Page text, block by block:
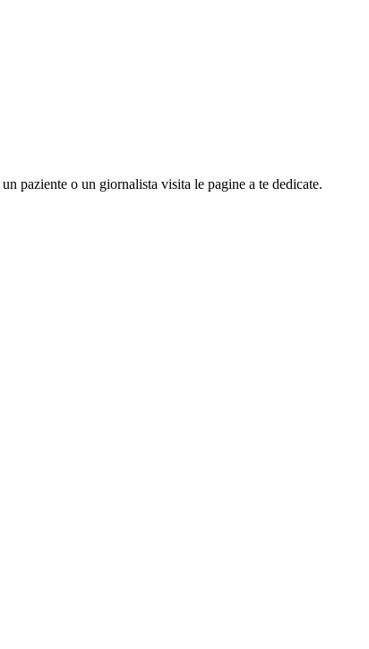
paziente o un giornalista visita le pagine a te dedicate.